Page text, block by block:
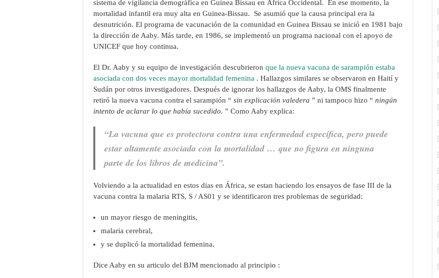
sistema de vigilancia demográfica en Guinea Bissau en África Occidental. En ese momento, la
mortalidad infantil era muy alta en Guinea-Bissau. Se asumió que la causa principal era la
desnutrición. El programa de vacunación de la comunidad en Guinea Bissau se inició en 1981 bajo
la dirección de Aaby. Más tarde, en 1986, se implementó un programa nacional con el apoyo de
UNICEF que hoy continua.
El Dr. Aaby y su equipo de investigación descubrieron que la nueva vacuna de sarampión estaba
asociada con dos veces mayor mortalidad femenina . Hallazgos similares se observaron en Haití y
Sudán por otros investigadores. Después de ignorar los hallazgos de Aaby, la OMS finalmente
retiró la nueva vacuna contra el sarampión “ sin explicación valedera ” ni tampoco hizo “ ningún
intento de aclarar lo que había sucedido. ” Como Aaby explica:
“La vacuna que es protectora contra una enfermedad específica, pero puede
estaraltamente asociada con la mortalidad … que no figura en ninguna
parte de los libros de medicina”.
Volviendo a la actualidad en estos dias en África, se estan haciendo los ensayos de fase III de la
vacuna contra la malaria RTS, S / AS01 y se identificaron tres problemas de seguridad:
un mayor riesgo de meningitis,
malaria cerebral,
y se duplicó la mortalidad femenina.
Dice Aaby en su articulo del BJM mencionado al principio :